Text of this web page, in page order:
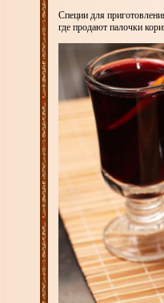
Специи для
где продают палочки